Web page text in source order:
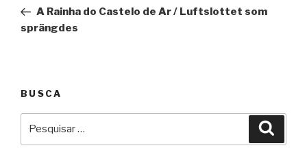
Post
A Rainha do Castelo de Ar / Luftslottet som
sprängdes
BUSCA